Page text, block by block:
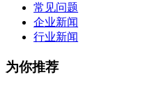
常见问题
企业新闻
行业新闻
为你推荐